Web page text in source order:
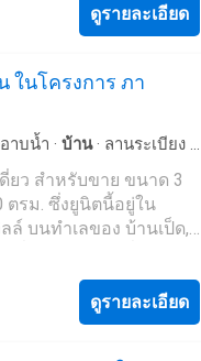
ล้านบาทค่าใช้จ่ายวัน
ชมคุณแม็กโทร 061-342-
Viewing กรุณานัดหมาย
นวิวบึง #บ้านหรู
#บ้านขอนแก่นใกล้มข
รินทร์ #บ้านวิวสวย
#เมืองเอกแกรนด์วิ
มบึงขอนแก่น #บ้านใกล้
ขอนแก่นริมน้ำ
ดูแลทุกขั้นตอน 💥 ซื้อ
ของแถมแน่น ๆ หิ้ว
📞 สนใจนัดชมบ้าน หรือ
(ตะนอย) 📲 097-
ไลน์ Tina32 💬 ทักแชท
รี ไม่มีค่าใช้จ่าย #บ้าน
น #บ้านเดี่ยวขอนแก่น
มอยู่ #บ้านสวยขอนแก่น
นราคาดี #บ้านน่าอยู่ #กู้
นขอนแก่น #บ้านทำเลดี
บ้านสวย #บ้านดีบอกต่อ
ดูรายละเอียด
ในโครงการ ภา
าบน้ำ · บ้าน · ลานระเบียง
ยว สำหรับขาย ขนาด 3
รม. ซึ่งยูนิตนี้อยู่ใน
ล์ บนทำเลของ บ้านเป็ด,
าคา ฿7,500,000
ดูรายละเอียด